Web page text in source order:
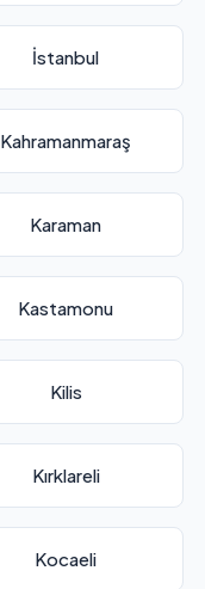
İstanbul
Kahramanmaraş
Karaman
Kastamonu
Kilis
Kırklareli
Kocaeli